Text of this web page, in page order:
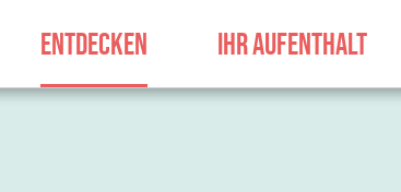
ENTDECKEN IHR AUFENTHALT